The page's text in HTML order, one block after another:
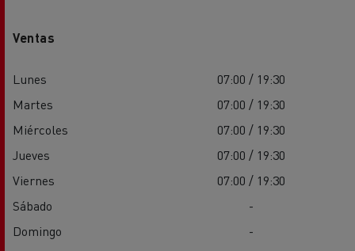
Ventas
Lunes
07:00 / 19:30
Martes
07:00 / 19:30
Miércoles
07:00 / 19:30
Jueves
07:00 / 19:30
Viernes
07:00 / 19:30
Sábado
-
Domingo
-